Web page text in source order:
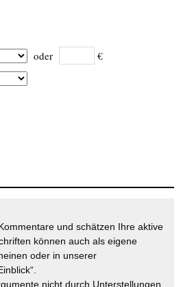
oder €
und schätzen Ihre aktive
können auch als eigene
oder in unserer
nicht durch Unterstellungen,